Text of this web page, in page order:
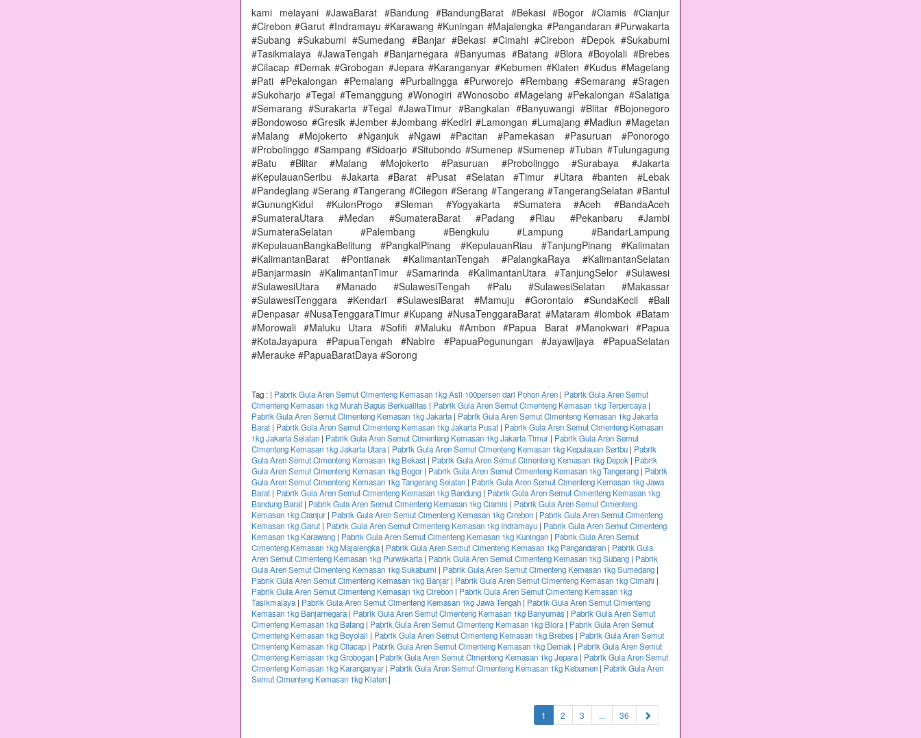
kami melayani #JawaBarat #Bandung #BandungBarat #Bekasi #Bogor #Ciamis #Cianjur
#Cirebon #Garut #Indramayu #Karawang #Kuningan #Majalengka #Pangandaran #Purwakarta
#Subang #Sukabumi #Sumedang #Banjar #Bekasi #Cimahi #Cirebon #Depok #Sukabumi
#Tasikmalaya #JawaTengah #Banjarnegara #Banyumas #Batang #Blora #Boyolali #Brebes
#Cilacap #Demak #Grobogan #Jepara #Karanganyar #Kebumen #Klaten #Kudus #Magelang
#Pati #Pekalongan #Pemalang #Purbalingga #Purworejo #Rembang #Semarang #Sragen
#Sukoharjo #Tegal #Temanggung #Wonogiri #Wonosobo #Magelang #Pekalongan #Salatiga
#Semarang #Surakarta #Tegal #JawaTimur #Bangkalan #Banyuwangi #Blitar #Bojonegoro
#Bondowoso #Gresik #Jember #Jombang #Kediri #Lamongan #Lumajang #Madiun #Magetan
#Malang #Mojokerto #Nganjuk #Ngawi #Pacitan #Pamekasan #Pasuruan #Ponorogo
#Probolinggo #Sampang #Sidoarjo #Situbondo #Sumenep #Sumenep #Tuban #Tulungagung
#Batu #Blitar #Malang #Mojokerto #Pasuruan #Probolinggo #Surabaya #Jakarta
#KepulauanSeribu #Jakarta #Barat #Pusat #Selatan #Timur #Utara #banten #Lebak
#Pandeglang #Serang #Tangerang #Cilegon #Serang #Tangerang #TangerangSelatan #Bantul
#GunungKidul #KulonProgo #Sleman #Yogyakarta #Sumatera #Aceh #BandaAceh
#SumateraUtara #Medan #SumateraBarat #Padang #Riau #Pekanbaru #Jambi
#SumateraSelatan #Palembang #Bengkulu #Lampung #BandarLampung
#KepulauanBangkaBelitung #PangkalPinang #KepulauanRiau #TanjungPinang #Kalimatan
#KalimantanBarat #Pontianak #KalimantanTengah #PalangkaRaya #KalimantanSelatan
#Banjarmasin #KalimantanTimur #Samarinda #KalimantanUtara #TanjungSelor #Sulawesi
#SulawesiUtara #Manado #SulawesiTengah #Palu #SulawesiSelatan #Makassar
#SulawesiTenggara #Kendari #SulawesiBarat #Mamuju #Gorontalo #SundaKecil #Bali
#Denpasar #NusaTenggaraTimur #Kupang #NusaTenggaraBarat #Mataram #lombok #Batam
#Morowali #Maluku Utara #Sofifi #Maluku #Ambon #Papua Barat #Manokwari #Papua
#KotaJayapura #PapuaTengah #Nabire #PapuaPegunungan #Jayawijaya #PapuaSelatan
#Merauke #PapuaBaratDaya #Sorong
Tag : | Pabrik Gula Aren Semut Cimenteng Kemasan 1kg Asli 100persen dari Pohon Aren | Pabrik Gula Aren Semut
Cimenteng Kemasan 1kg Murah Bagus Berkualitas | Pabrik Gula Aren Semut Cimenteng Kemasan 1kg Terpercaya |
Pabrik Gula Aren Semut Cimenteng Kemasan 1kg Jakarta | Pabrik Gula Aren Semut Cimenteng Kemasan 1kg Jakarta
Barat | Pabrik Gula Aren Semut Cimenteng Kemasan 1kg Jakarta Pusat | Pabrik Gula Aren Semut Cimenteng Kemasan
1kg Jakarta Selatan | Pabrik Gula Aren Semut Cimenteng Kemasan 1kg Jakarta Timur | Pabrik Gula Aren Semut
Cimenteng Kemasan 1kg Jakarta Utara | Pabrik Gula Aren Semut Cimenteng Kemasan 1kg Kepulauan Seribu | Pabrik
Gula Aren Semut Cimenteng Kemasan 1kg Bekasi | Pabrik Gula Aren Semut Cimenteng Kemasan 1kg Depok | Pabrik
Gula Aren Semut Cimenteng Kemasan 1kg Bogor | Pabrik Gula Aren Semut Cimenteng Kemasan 1kg Tangerang | Pabrik
Gula Aren Semut Cimenteng Kemasan 1kg Tangerang Selatan | Pabrik Gula Aren Semut Cimenteng Kemasan 1kg Jawa
Barat | Pabrik Gula Aren Semut Cimenteng Kemasan 1kg Bandung | Pabrik Gula Aren Semut Cimenteng Kemasan 1kg
Bandung Barat | Pabrik Gula Aren Semut Cimenteng Kemasan 1kg Ciamis | Pabrik Gula Aren Semut Cimenteng
Kemasan 1kg Cianjur | Pabrik Gula Aren Semut Cimenteng Kemasan 1kg Cirebon | Pabrik Gula Aren Semut Cimenteng
Kemasan 1kg Garut | Pabrik Gula Aren Semut Cimenteng Kemasan 1kg Indramayu | Pabrik Gula Aren Semut Cimenteng
Kemasan 1kg Karawang | Pabrik Gula Aren Semut Cimenteng Kemasan 1kg Kuningan | Pabrik Gula Aren Semut
Cimenteng Kemasan 1kg Majalengka | Pabrik Gula Aren Semut Cimenteng Kemasan 1kg Pangandaran | Pabrik Gula
Aren Semut Cimenteng Kemasan 1kg Purwakarta | Pabrik Gula Aren Semut Cimenteng Kemasan 1kg Subang | Pabrik
Gula Aren Semut Cimenteng Kemasan 1kg Sukabumi | Pabrik Gula Aren Semut Cimenteng Kemasan 1kg Sumedang |
Pabrik Gula Aren Semut Cimenteng Kemasan 1kg Banjar | Pabrik Gula Aren Semut Cimenteng Kemasan 1kg Cimahi |
Pabrik Gula Aren Semut Cimenteng Kemasan 1kg Cirebon | Pabrik Gula Aren Semut Cimenteng Kemasan 1kg
Tasikmalaya | Pabrik Gula Aren Semut Cimenteng Kemasan 1kg Jawa Tengah | Pabrik Gula Aren Semut Cimenteng
Kemasan 1kg Banjarnegara | Pabrik Gula Aren Semut Cimenteng Kemasan 1kg Banyumas | Pabrik Gula Aren Semut
Cimenteng Kemasan 1kg Batang | Pabrik Gula Aren Semut Cimenteng Kemasan 1kg Blora | Pabrik Gula Aren Semut
Cimenteng Kemasan 1kg Boyolali | Pabrik Gula Aren Semut Cimenteng Kemasan 1kg Brebes | Pabrik Gula Aren Semut
Cimenteng Kemasan 1kg Cilacap | Pabrik Gula Aren Semut Cimenteng Kemasan 1kg Demak | Pabrik Gula Aren Semut
Cimenteng Kemasan 1kg Grobogan | Pabrik Gula Aren Semut Cimenteng Kemasan 1kg Jepara | Pabrik Gula Aren Semut
Cimenteng Kemasan 1kg Karanganyar | Pabrik Gula Aren Semut Cimenteng Kemasan 1kg Kebumen | Pabrik Gula Aren
Semut Cimenteng Kemasan 1kg Klaten |
1 (current)
2 3 ... 36